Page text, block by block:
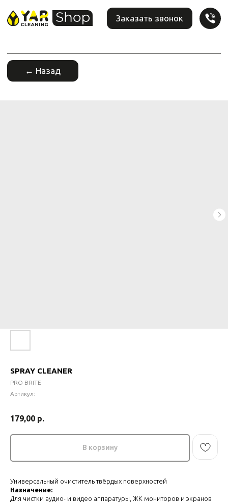
Заказать звонок
SPRAY CLEANER
PRO BRITE
Артикул:
179,00 р.
В корзину
Универсальный очиститель твёрдых поверхностей
Назначение:
Для чистки аудио- и видео аппаратуры, ЖК мониторов и экранов